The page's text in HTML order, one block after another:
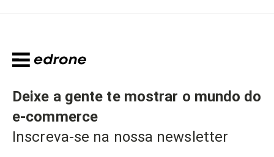
Deixe a gente te mostrar o mundo do
e-commerce
Inscreva-se na nossa newsletter